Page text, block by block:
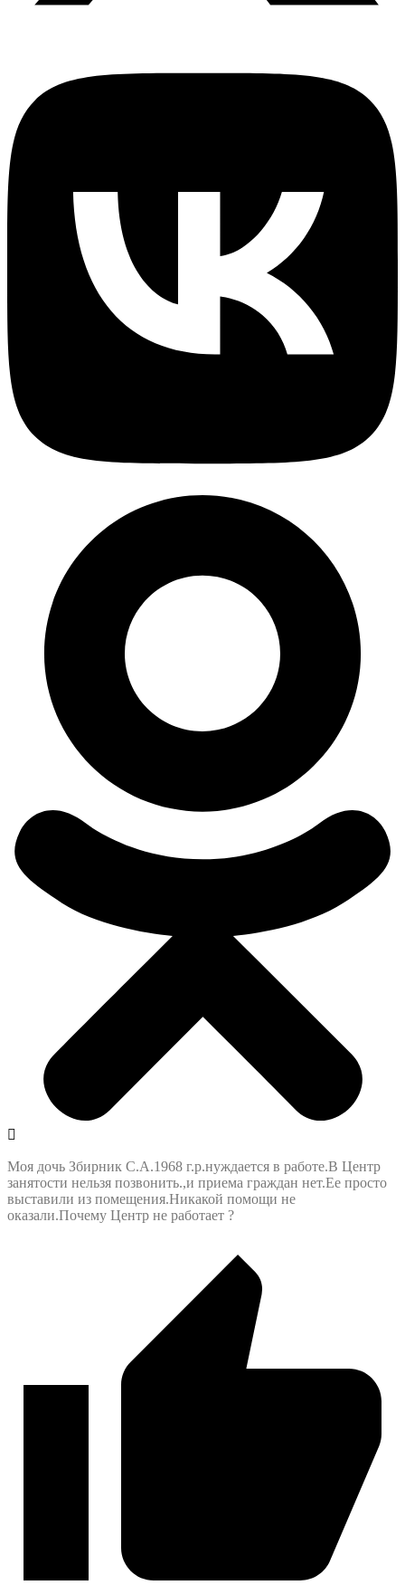
Моя дочь Збирник С.А.1968 г.р.нуждается в работе.В Центр
занятости нельзя позвонить.,и приема граждан нет.Ее просто
выставили из помещения.Никакой помощи не
оказали.Почему Центр не работает ?